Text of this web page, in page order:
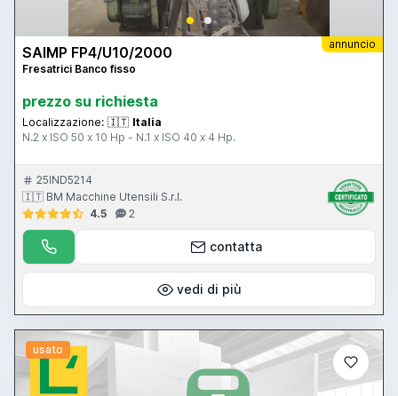
annuncio
SAIMP FP4/U10/2000
Fresatrici Banco fisso
prezzo su richiesta
Localizzazione: 🇮🇹 Italia
N.2 x ISO 50 x 10 Hp - N.1 x ISO 40 x 4 Hp.
25IND5214
🇮🇹 BM Macchine Utensili S.r.l.
4.5
2
contatta
vedi di più
usato